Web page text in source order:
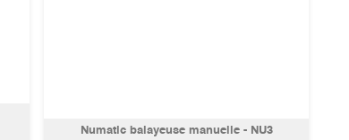
Numatic balayeuse manuelle - NU3